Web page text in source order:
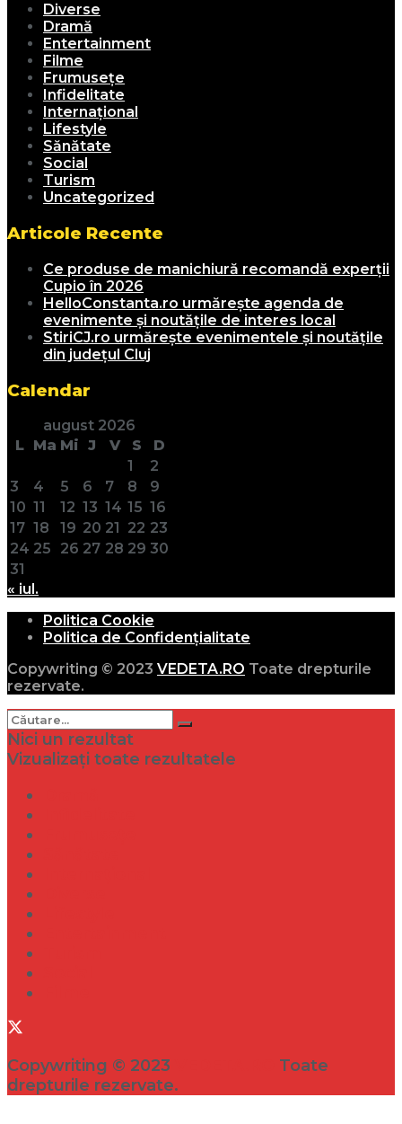
Diverse
Dramă
Entertainment
Filme
Frumusețe
Infidelitate
Internațional
Lifestyle
Sănătate
Social
Turism
Uncategorized
Articole Recente
Ce produse de manichiură recomandă experții
Cupio în 2026
HelloConstanta.ro urmărește agenda de
evenimente și noutățile de interes local
StiriCJ.ro urmărește evenimentele și noutățile
din județul Cluj
Calendar
august 2026
L Ma Mi J V S
D
1
2
3
4 5 6 7 8
9
10 11 12 13 14 15 16
17 18 19 20 21 22 23
24 25 26 27 28 29 30
31
« iul.
Politica Cookie
Politica de Confidențialitate
Copywriting © 2023 VEDETA.RO Toate drepturile
rezervate.
Nici un rezultat
Vizualizați toate rezultatele
Copywriting © 2023
Toate
drepturile rezervate.